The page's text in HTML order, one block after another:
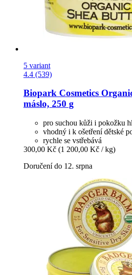
5 variant
4.4 (539)
Biopark Cosmetics
máslo, 250 g
pro suchou kůži i pokožku
vhodný i k ošetření dětské
rychle se vstřebává
300,00 Kč (1 200,00 Kč / kg)
Doručení do 12. srpna